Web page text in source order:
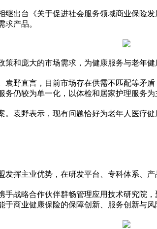
继出台《关于促进社会服务领域商业保险
求产品。
策和庞大的市场需求，为健康服务与老年健
袁野直言，目前市场存在供需不匹配等矛
务仍较为单一化，以体检和居家护理服务
。袁野表示，现有问题恰好为老年人医疗
发挥主业优势，在研发平台、专科体系、
手战略合作伙伴群畅管理应用技术研究院
于商业健康保险的保障创新、服务创新与